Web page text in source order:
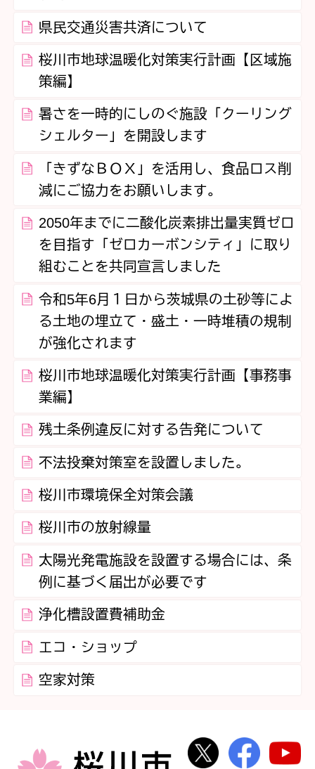
県民交通災害共済について
桜川市地球温暖化対策実行計画【区域施
策編】
暑さを一時的にしのぐ施設「クーリング
シェルター」を開設します
「きずなＢＯＸ」を活用し、食品ロス削
減にご協力をお願いします。
2050年までに二酸化炭素排出量実質ゼロ
を目指す「ゼロカーボンシティ」に取り
組むことを共同宣言しました
令和5年6月１日から茨城県の土砂等によ
る土地の埋立て・盛土・一時堆積の規制
が強化されます
桜川市地球温暖化対策実行計画【事務事
業編】
残土条例違反に対する告発について
不法投棄対策室を設置しました。
桜川市環境保全対策会議
桜川市の放射線量
太陽光発電施設を設置する場合には、条
例に基づく届出が必要です
浄化槽設置費補助金
エコ・ショップ
空家対策
桜川市
桜川市公式
桜川